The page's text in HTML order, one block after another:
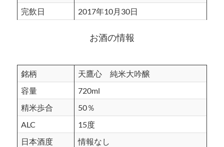
完飲日
2017年10月30日
お酒の情報
銘柄
天鷹心 純米大吟醸
容量
720ml
精米歩合
50％
ALC
15度
日本酒度
情報なし